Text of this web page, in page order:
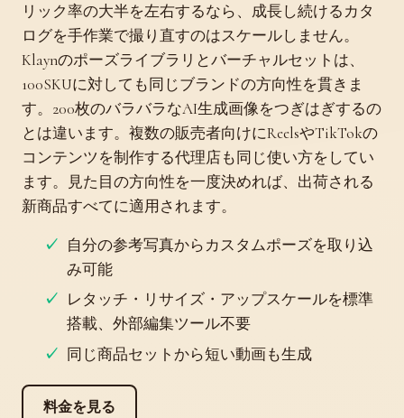
リック率の大半を左右するなら、成長し続けるカタ
ログを手作業で撮り直すのはスケールしません。
Klaynのポーズライブラリとバーチャルセットは、
100SKUに対しても同じブランドの方向性を貫きま
す。200枚のバラバラなAI生成画像をつぎはぎするの
とは違います。複数の販売者向けにReelsやTikTokの
コンテンツを制作する代理店も同じ使い方をしてい
ます。見た目の方向性を一度決めれば、出荷される
新商品すべてに適用されます。
自分の参考写真からカスタムポーズを取り込
み可能
レタッチ・リサイズ・アップスケールを標準
搭載、外部編集ツール不要
同じ商品セットから短い動画も生成
料金を見る